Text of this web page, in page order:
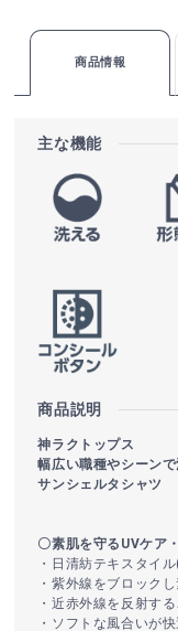
商品情報
主な機能
商品説明
神ラクトップス
幅広い職種やシーン
サンシェルタシャツ
〇素肌を守るUVケア
・日清紡テキスタイ
・紫外線をブロック
・近赤外線を反射す
・ソフトな風合いが